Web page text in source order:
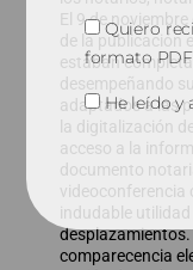
El 9 de
de la publicación
estaban
desempeñando
adaptados a las
la digitalización
acceso a la
documento
videoconferencia
indudable
desplazamientos.
comparecencia
Quiero
formato PDF
He leído y